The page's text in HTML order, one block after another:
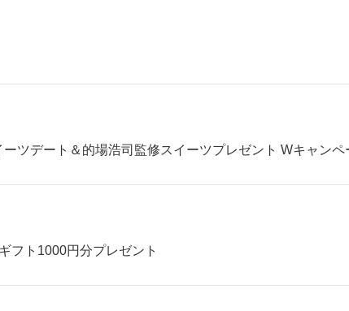
ーツデート＆的場浩司監修スイーツプレゼント Wキャン
フト1000円分プレゼント